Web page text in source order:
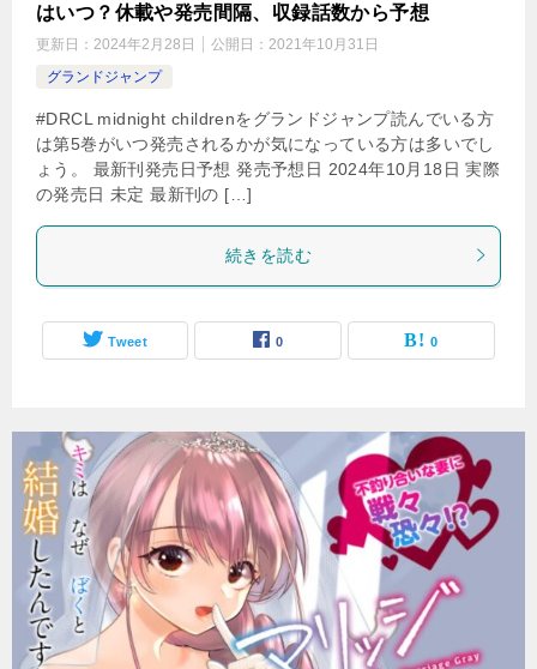
はいつ？休載や発売間隔、収録話数から予想
更新日： 2024年2月28日 公開日： 2021年10月31日
グランドジャンプ
#DRCL midnight childrenをグランドジャンプ読んでいる方
は第5巻がいつ発売されるかが気になっている方は多いでし
ょう。 最新刊発売日予想 発売予想日 2024年10月18日 実際
の発売日 未定 最新刊の […]
続きを読む
Tweet 0 0